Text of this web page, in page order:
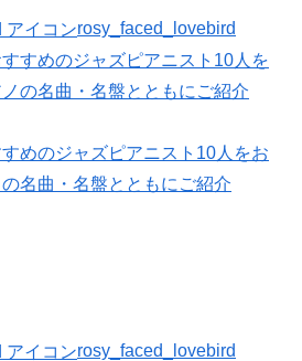
rosy_faced_lovebird
めのジャズピアニスト10人をお
名曲・名盤とともにご紹介
rosy_faced_lovebird